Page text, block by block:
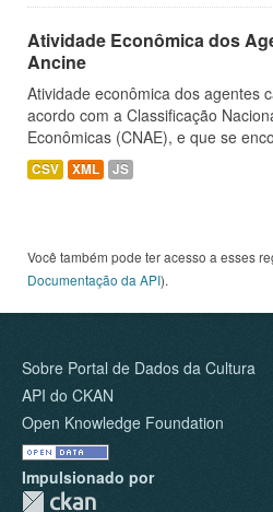
Atividade Econômica dos
Ancine
Atividade econômica dos agentes
acordo com a Classificação
Econômicas (CNAE), e que se
CSV XML JS
Você também pode ter acesso a esses
Documentação da API).
Sobre Portal de Dados da Cultura
API do CKAN
Open Knowledge Foundation
Impulsionado por